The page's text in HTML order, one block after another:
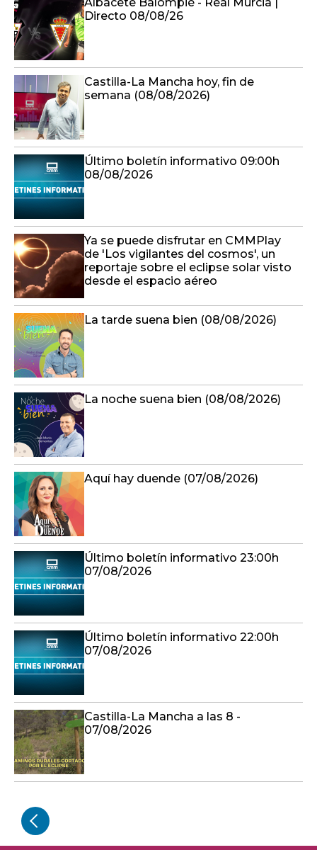
Directo 08/08/26
Castilla-La Mancha hoy, fin de
semana (08/08/2026)
Último boletín informativo 09:00h
08/08/2026
Ya se puede disfrutar en CMMPlay
de 'Los vigilantes del cosmos', un
reportaje sobre el eclipse solar visto
desde el espacio aéreo
La tarde suena bien (08/08/2026)
La noche suena bien (08/08/2026)
Aquí hay duende (07/08/2026)
Último boletín informativo 23:00h
07/08/2026
Último boletín informativo 22:00h
07/08/2026
Castilla-La Mancha a las 8 -
07/08/2026